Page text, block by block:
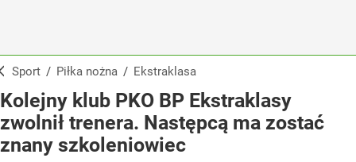
Sport / Piłka nożna / Ekstraklasa
Kolejny klub PKO BP Ekstraklasy
zwolnił trenera. Następcą ma zostać
znany szkoleniowiec